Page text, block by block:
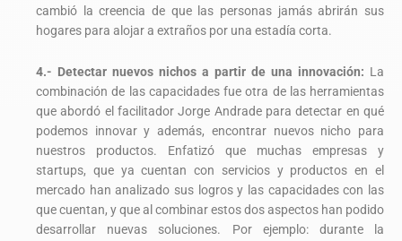
cambió la creencia de que las personas jamás abrirán sus
hogares para alojar a extraños por una estadía corta.
4.- Detectar nuevos nichos a partir de una innovación: La
combinación de las capacidades fue otra de las herramientas
que abordó el facilitador Jorge Andrade para detectar en qué
podemos innovar y además, encontrar nuevos nicho para
nuestros productos. Enfatizó que muchas empresas y
startups, que ya cuentan con servicios y productos en el
mercado han analizado sus logros y las capacidades con las
que cuentan, y que al combinar estos dos aspectos han podido
desarrollar nuevas soluciones. Por ejemplo: durante la